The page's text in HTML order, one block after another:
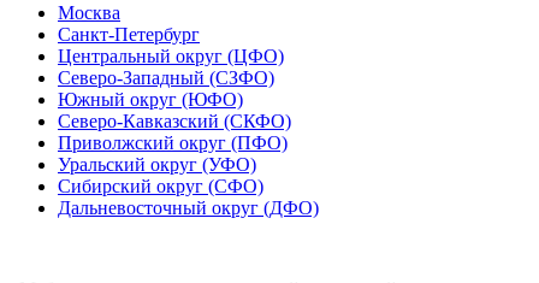
Москва
Санкт-Петербург
Центральный округ (ЦФО)
Северо-Западный (СЗФО)
Южный округ (ЮФО)
Северо-Кавказский (СКФО)
Приволжский округ (ПФО)
Уральский округ (УФО)
Сибирский округ (СФО)
Дальневосточный округ (ДФО)